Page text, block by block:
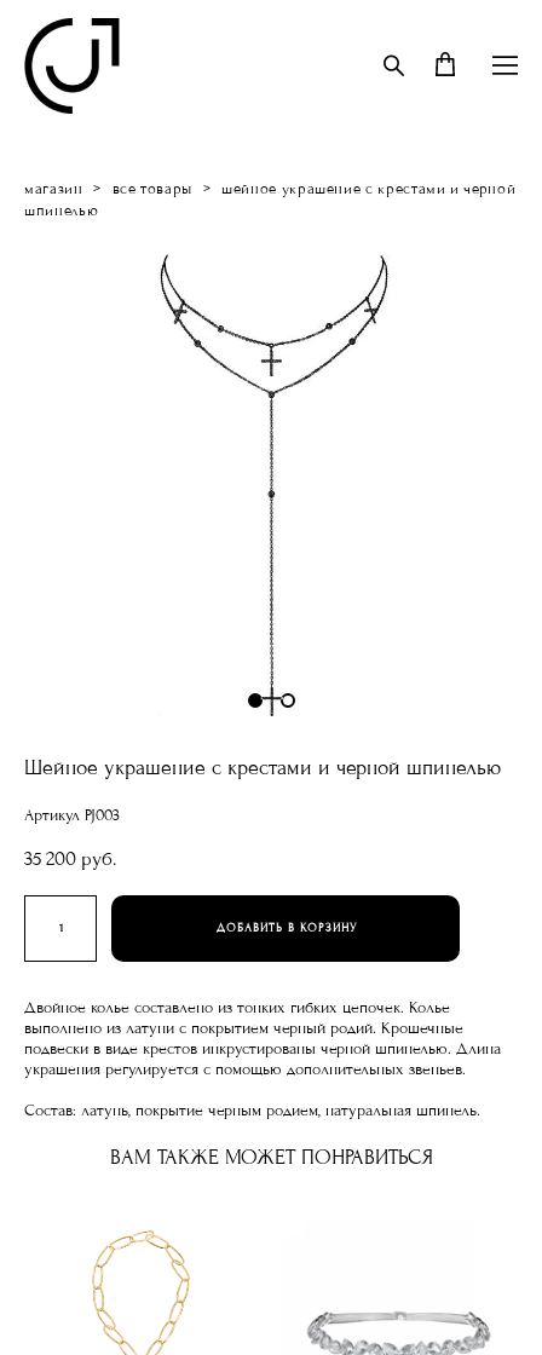
магазин > все товары > шейное украшение с крестами и черной
шпинелью
Шейное украшение с крестами и черной шпинелью
Артикул PJ003
35 200 pуб.
ДОБАВИТЬ В КОРЗИНУ
Двойное колье составлено из тонких гибких цепочек. Колье
выполнено из латуни с покрытием черный родий. Крошечные
подвески в виде крестов инкрустированы черной шпинелью. Длина
украшения регулируется с помощью дополнительных звеньев.
Состав: латунь, покрытие черным родием, натуральная шпинель.
ВАМ ТАКЖЕ МОЖЕТ ПОНРАВИТЬСЯ